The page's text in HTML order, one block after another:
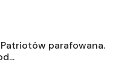
parafowana.